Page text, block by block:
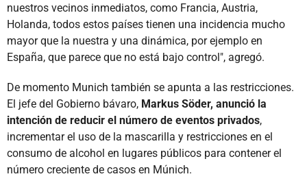
nuestros vecinos inmediatos, como Francia, Austria,
Holanda, todos estos países tienen una incidencia mucho
mayor que la nuestra y una dinámica, por ejemplo en
España, que parece que no está bajo control", agregó.
De momento Munich también se apunta a las restricciones.
El jefe del Gobierno bávaro, Markus Söder, anunció la
intención de reducir el número de eventos privados,
incrementar el uso de la mascarilla y restricciones en el
consumo de alcohol en lugares públicos para contener el
número creciente de casos en Múnich.